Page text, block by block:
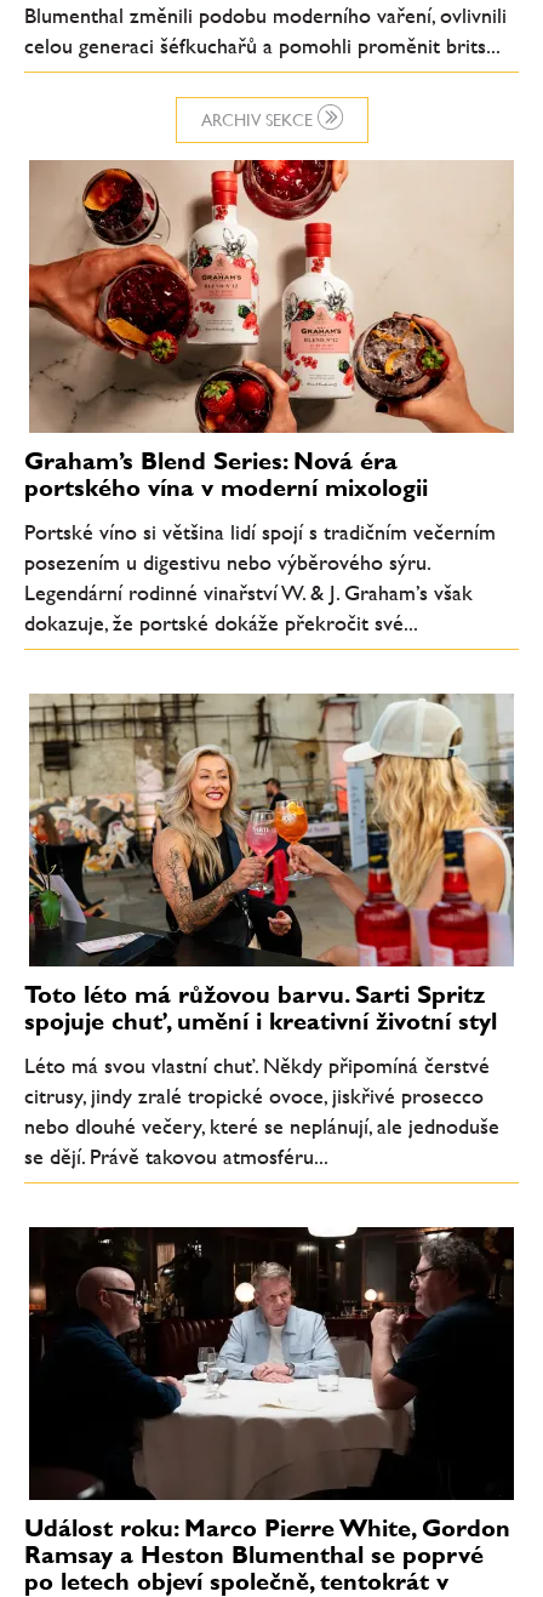
ARCHIV SEKCE
Blumenthal změnili podobu moderního vaření, ovlivnili
celou generaci šéfkuchařů a pomohli proměnit brits...
Graham’s Blend Series: Nová éra
portského vína v moderní mixologii
Portské víno si většina lidí spojí s tradičním večerním
posezením u digestivu nebo výběrového sýru.
Legendární rodinné vinařství W. & J. Graham’s však
dokazuje, že portské dokáže překročit své...
Toto léto má růžovou barvu. Sarti Spritz
spojuje chuť, umění i kreativní životní styl
Léto má svou vlastní chuť. Někdy připomíná čerstvé
citrusy, jindy zralé tropické ovoce, jiskřivé prosecco
nebo dlouhé večery, které se neplánují, ale jednoduše
se dějí. Právě takovou atmosféru...
Událost roku: Marco Pierre White, Gordon
Ramsay a Heston Blumenthal se poprvé
po letech objeví společně, tentokrát v